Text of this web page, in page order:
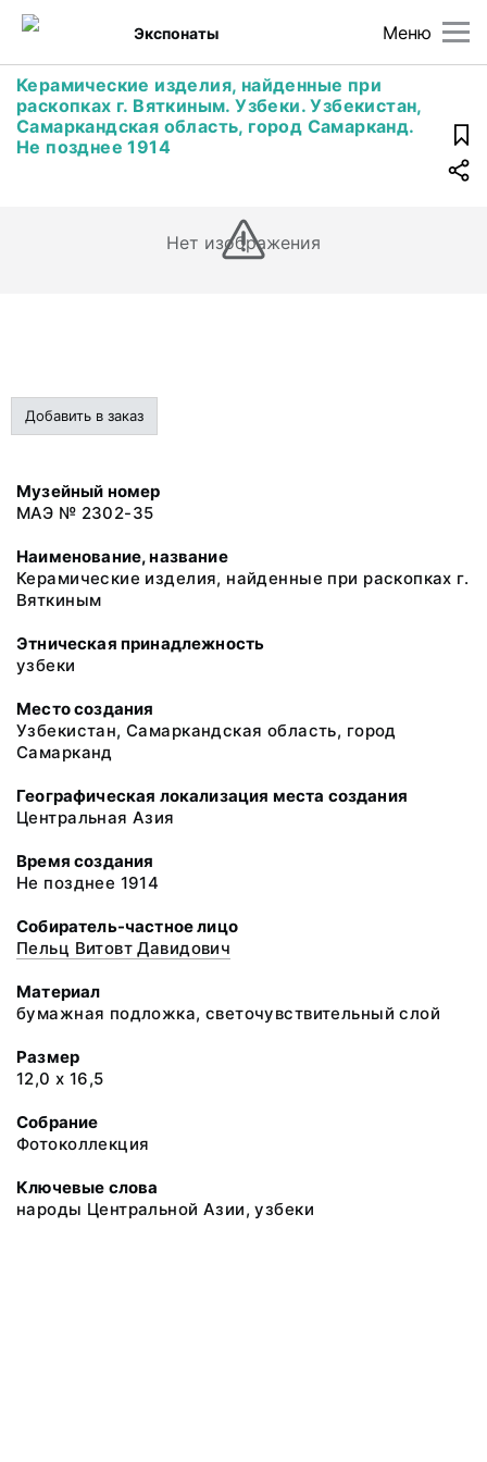
Меню
Экспонаты
Керамические изделия, найденные при
раскопках г. Вяткиным. Узбеки. Узбекистан,
Самаркандская область, город Самарканд.
Не позднее 1914
Нет изображения
Добавить в заказ
Музейный номер
МАЭ № 2302-35
Наименование, название
Керамические изделия, найденные при раскопках г.
Вяткиным
Этническая принадлежность
узбеки
Место создания
Узбекистан, Самаркандская область, город
Самарканд
Географическая локализация места создания
Центральная Азия
Время создания
Не позднее 1914
Собиратель-частное лицо
Пельц Витовт Давидович
Материал
бумажная подложка, светочувствительный слой
Размер
12,0 х 16,5
Собрание
Фотоколлекция
Ключевые слова
народы Центральной Азии, узбеки